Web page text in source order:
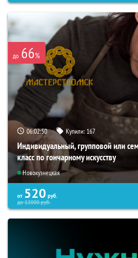
до 66%
06:02:49 Купили: 167
Индивидуальный, групповой или
класс по гончарному искусству
Новокузнецкая
от 520 руб.
до12000руб.